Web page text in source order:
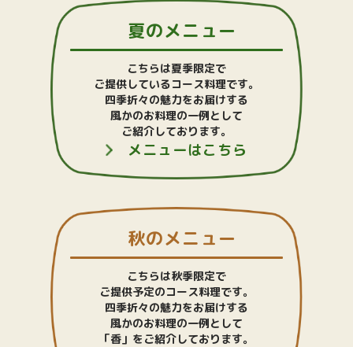
夏のメニュー
こちらは夏季限定で
ご提供しているコース料理です。
四季折々の魅力をお届けする
風かのお料理の一例として
ご紹介しております。
メニューはこちら
秋のメニュー
こちらは秋季限定で
ご提供予定のコース料理です。
四季折々の魅力をお届けする
風かのお料理の一例として
「香」をご紹介しております。